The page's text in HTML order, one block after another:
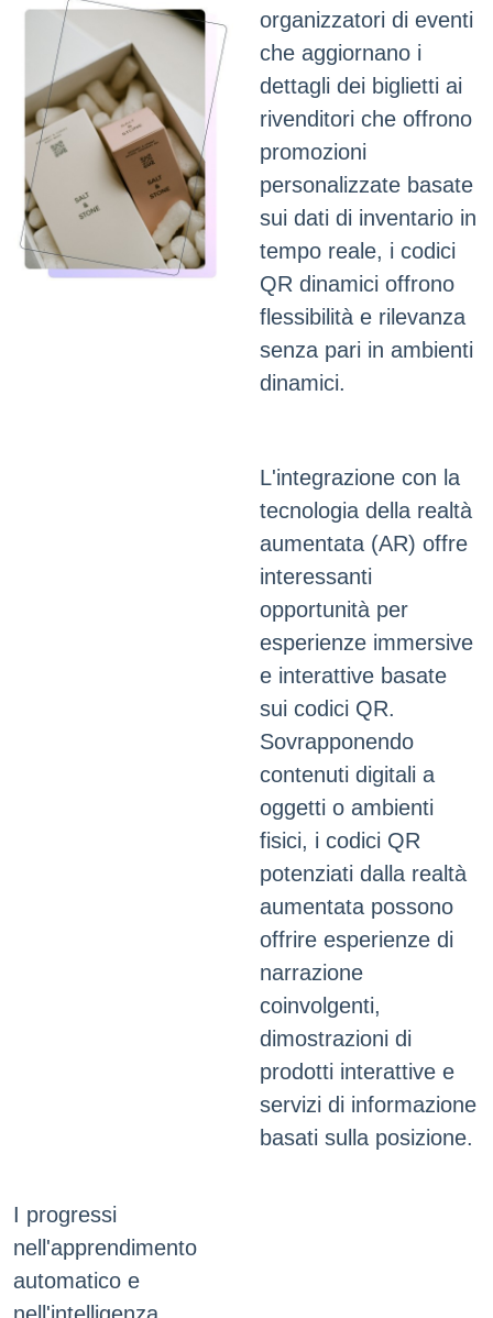
organizzatori di eventi
che aggiornano i
dettagli dei biglietti ai
rivenditori che offrono
promozioni
personalizzate basate
sui dati di inventario in
tempo reale, i codici
QR dinamici offrono
flessibilità e rilevanza
senza pari in ambienti
dinamici.
L'integrazione con la
tecnologia della realtà
aumentata (AR) offre
interessanti
opportunità per
esperienze immersive
e interattive basate
sui codici QR.
Sovrapponendo
contenuti digitali a
oggetti o ambienti
fisici, i codici QR
potenziati dalla realtà
aumentata possono
offrire esperienze di
narrazione
coinvolgenti,
dimostrazioni di
prodotti interattive e
servizi di informazione
basati sulla posizione.
I progressi
nell'apprendimento
automatico e